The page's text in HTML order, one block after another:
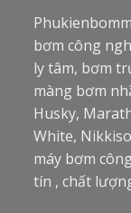
bơm công
ly tâm, bơm
màng bơm
Husky,
White,
máy bơm
tín , chất